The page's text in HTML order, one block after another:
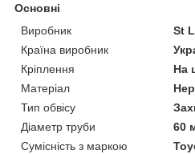
Основні
Виробник
St
Країна виробник
Кріплення
На
Матеріал
Тип обвісу
Діаметр труби
60
Сумісність з маркою